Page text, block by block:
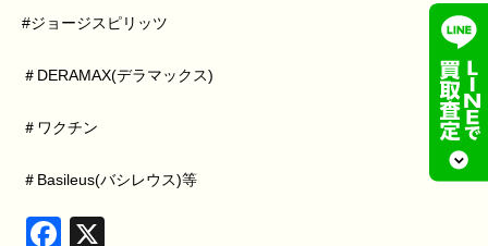
#ジョージスピリッツ
＃DERAMAX(デラマックス)
＃ワクチン
＃Basileus(バシレウス)等
Facebook